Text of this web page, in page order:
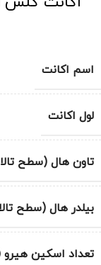
اسم اکانت
لول اکانت
تاون هال (سطح
بیلدر هال (سطح
تعداد اسکین هیرو